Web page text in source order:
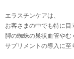
エラスチンケアは、
お客さまの中でも特に目
脚の蜘蛛の巣状血管やむ
サプリメントの導入に至